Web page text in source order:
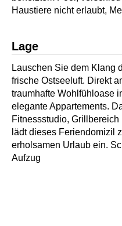
Haustiere nicht erlaubt,
Lage
Lauschen Sie dem Klang
frische Ostseeluft. Direkt
traumhafte Wohlfühloase
elegante Appartements.
Fitnessstudio,
lädt dieses Feriendomizil
erholsamen Urlaub ein.
Aufzug